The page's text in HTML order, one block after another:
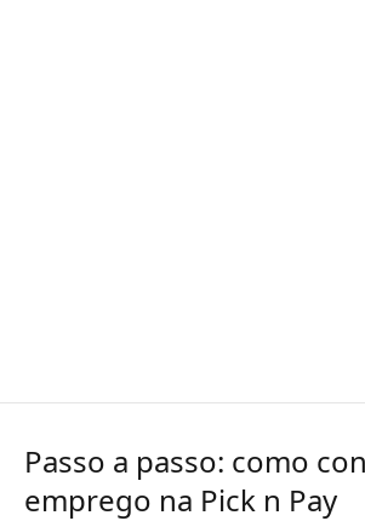
Passo a passo: como
emprego na Pick n Pay